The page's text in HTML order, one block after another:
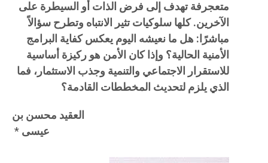
متعجرفة تهدف إلى فرض الذات أو السيطرة على
الآخرين. كلها سلوكيات تثير الانتباه وتطرح سؤالاً
مباشرًا: هل ما نعيشه اليوم يعكس كفاية البرامج
الأمنية الحالية؟ وإذا كان الأمن هو ركيزة أساسية
للاستقرار الاجتماعي والتنمية وجذب الاستثمار، فما
الذي يلزم لتحديث المخططات القادمة؟
العقيد محسن بن
عيسى*